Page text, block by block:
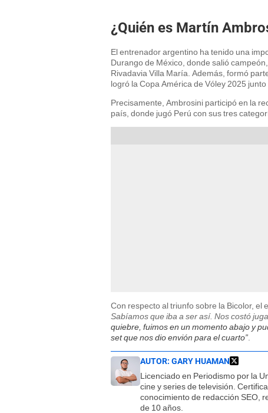
¿Quién es Martín
El entrenador argentino ha tenido una
Durango de México, donde salió
Rivadavia Villa María. Además, formó
logró la Copa América de Vóley 2025
Precisamente, Ambrosini participó en la
país, donde jugó Perú con sus tres
Con respecto al triunfo sobre la Bicolor, el
Sabíamos que iba a ser así. Nos costó
quiebre, fuimos en un momento abajo y
set que nos dio envión para el cuarto”
AUTOR: GARY HUAMAN
Licenciado en Periodismo por la
cine y series de televisión.
conocimiento de redacción SEO,
de 10 años.